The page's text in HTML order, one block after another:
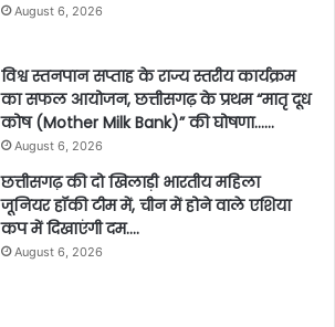
August 6, 2026
विश्व स्तनपान सप्ताह के राज्य स्तरीय कार्यक्रम
का सफल आयोजन, छत्तीसगढ़ के प्रथम “मातृ दूध
कोष (Mother Milk Bank)” की घोषणा……
August 6, 2026
छत्तीसगढ़ की दो खिलाड़ी भारतीय महिला
जूनियर हॉकी टीम में, चीन में होने वाले एशिया
कप में दिखाएंगी दम….
August 6, 2026